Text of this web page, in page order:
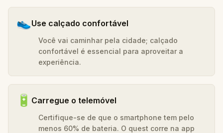
👟Use calçado confortável
Você vai caminhar pela cidade; calçado
confortável é essencial para aproveitar a
experiência.
🔋 Carregue o telemóvel
Certifique-se de que o smartphone tem pelo
menos 60% de bateria. O quest corre na app